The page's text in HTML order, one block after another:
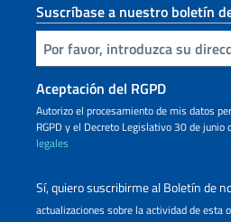
Suscríbase a nuestro boletín
Inserta tu correo electronico
Aceptación del RGPD
Autorizo ​​el procesamiento de mis datos
RGPD y el Decreto Legislativo 30 de
legales
Sí, quiero suscribirme al Boletín de
actualizaciones sobre la actividad de esta